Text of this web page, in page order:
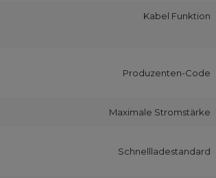
Kabel Funktion
Produzenten-Code
Maximale Stromstärke
Schnellladestandard